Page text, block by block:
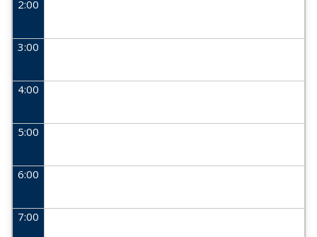
2:00
3:00
4:00
5:00
6:00
7:00